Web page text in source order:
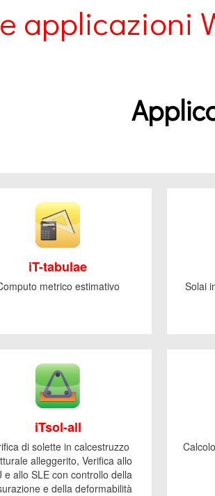
applicazioni
iT-tabulae
metrico estimativo Solai
iTsol-all
di solette in calcestruzzo
alleggerito, Verifica allo
e allo SLE con controllo della
e della deformabilità